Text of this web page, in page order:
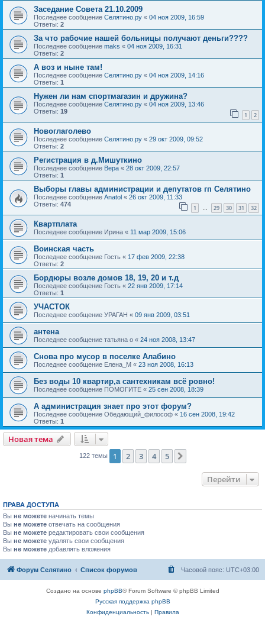
Заседание Совета 21.10.2009
Последнее сообщение Селятино.ру « 04 ноя 2009, 16:59
Ответы: 2
За что рабочие нашей больницы получают деньги????
Последнее сообщение maks « 04 ноя 2009, 16:31
Ответы: 2
А воз и ныне там!
Последнее сообщение Селятино.ру « 04 ноя 2009, 14:16
Ответы: 1
Нужен ли нам спортмагазин и дружина?
Последнее сообщение Селятино.ру « 04 ноя 2009, 13:46
Ответы: 19 1 2
Новоглаголево
Последнее сообщение Селятино.ру « 29 окт 2009, 09:52
Ответы: 2
Регистрация в д.Мишуткино
Последнее сообщение Вера « 28 окт 2009, 22:57
Ответы: 1
Выборы главы администрации и депутатов гп Селятино
Последнее сообщение Anatol « 26 окт 2009, 11:33
Ответы: 474 1 … 29 30 31 32
Квартплата
Последнее сообщение Ирина « 11 мар 2009, 15:06
Воинская часть
Последнее сообщение Гость « 17 фев 2009, 22:38
Ответы: 2
Бордюры возле домов 18, 19, 20 и т.д
Последнее сообщение Гость « 22 янв 2009, 17:14
Ответы: 1
УЧАСТОК
Последнее сообщение УРАГАН « 09 янв 2009, 03:51
антена
Последнее сообщение татьяна о « 24 ноя 2008, 13:47
Снова про мусор в поселке Алабино
Последнее сообщение Елена_М « 23 ноя 2008, 16:13
Без воды 10 квартир,а сантехникам всё ровно!
Последнее сообщение ПОМОГИТЕ « 25 сен 2008, 18:39
А администрация знает про этот форум?
Последнее сообщение Обедающий_философ « 16 сен 2008, 19:42
Ответы: 1
Новая тема
122 темы 1 2 3 4 5
Перейти
ПРАВА ДОСТУПА
Вы не можете начинать темы
Вы не можете отвечать на сообщения
Вы не можете редактировать свои сообщения
Вы не можете удалять свои сообщения
Вы не можете добавлять вложения
Форум Селятино Список форумов Часовой пояс: UTC+03:00
Создано на основе phpBB® Forum Software © phpBB Limited
Русская поддержка phpBB
Конфиденциальность| Правила